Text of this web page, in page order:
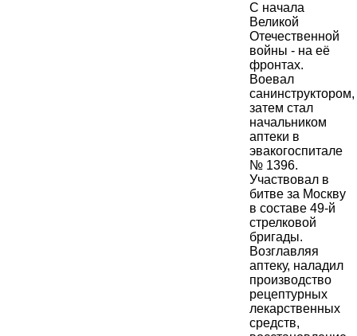
С начала
Великой
Отечественной
войны - на её
фронтах.
Воевал
санинструктором,
затем стал
начальником
аптеки в
эвакогоспитале
№ 1396.
Участвовал в
битве за Москву
в составе 49-й
стрелковой
бригады.
Возглавляя
аптеку, наладил
производство
рецептурных
лекарственных
средств,